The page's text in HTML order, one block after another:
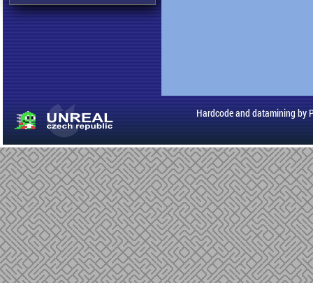
Hardcode and datamining by